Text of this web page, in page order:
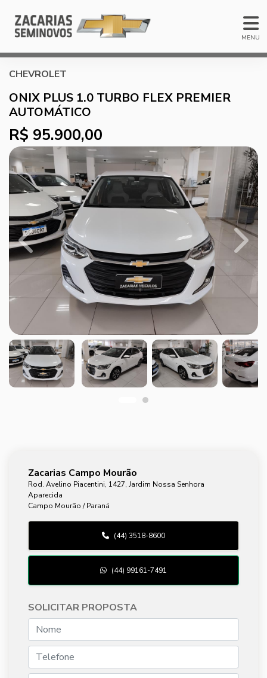
MENU
CHEVROLET
ONIX PLUS 1.0 TURBO FLEX PREMIER
AUTOMÁTICO
R$ 95.900,00
Previous Next
Zacarias Campo Mourão
Rod. Avelino Piacentini, 1427, Jardim Nossa Senhora
Aparecida
Campo Mourão / Paraná
(44) 3518-8600
(44) 99161-7491
SOLICITAR PROPOSTA